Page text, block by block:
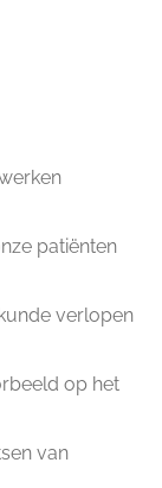
patiënten
verlopen
op het
van